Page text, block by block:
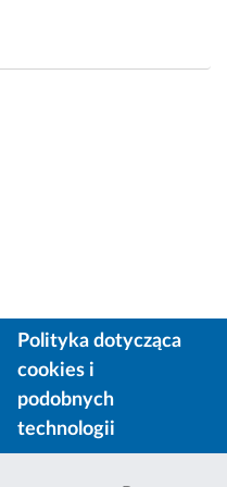
Polityka dotycząca
cookies i
podobnych
technologii